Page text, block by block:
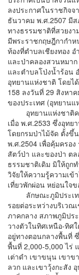
ลงประกาศในราชกิจจ
ธันวาคม พ.ศ.2507 มี
ทางธรรมชาติที่สวยง
มีพระราชกฤษฎีกากำ
ท้องที่ตำบลเชียงทอง อ
และป่าคลองสวนหมาก
และตำบลโป่งน้ำร้อน
อุทยานแห่งชาติ โดยไ
158 ลงวันที่ 29 สิงหา
ของประเทศ (อุทยานแ
อุทยานแห่งชาติคลอ
เมื่อ พ.ศ.2533 ซึ่งอุท
โดยกรมป่าไม้จัด ตั้ง
พ.ศ.2504 เพื่อคุ้มครอ
สัตว์ป่า และของป่า ต
ธรรมชาติเดิม มิให้ถูก
วิจัยให้ความรู้ความเข้
เที่ยวพักผ่อน หย่อนใจ
ลักษณะภูมิประเทศ
รอยต่อระหว่างบริเวณ
ภาคกลาง สภาพภูมิปร
วางตัวในทิศเหนือ-ทิศ
อยู่ทางตอนกลางพื้นที่
พื้นที่ 2,000-5,000 ไร่
เต่าดำ เขาขนุน เขาข
ลวก และเขาวุ้งกะสัง